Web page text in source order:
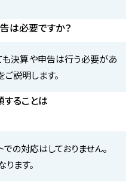
は必要ですか？
も決算や申告は行う必要があ
説明します。
ることは
の対応はしておりません。
ます。